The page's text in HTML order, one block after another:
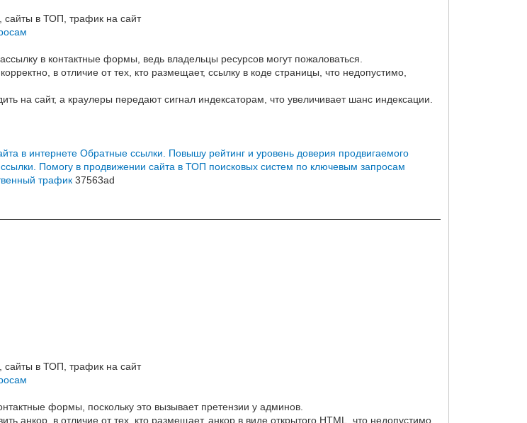
в ТОП, трафик на сайт
в контактные формы, ведь владельцы ресурсов могут пожаловаться.
в отличие от тех, кто размещает, ссылку в коде страницы, что недопустимо,
на сайт, а краулеры передают сигнал индексаторам, что увеличивает шанс индексации.
в интернете Обратные ссылки. Повышу рейтинг и уровень доверия продвигаемого
Помогу в продвижении сайта в ТОП поисковых систем по ключевым запросам
трафик 37563ad
в ТОП, трафик на сайт
формы, поскольку это вызывает претензии у админов.
анкор, в отличие от тех, кто размещает, анкор в виде открытого HTML, что недопустимо,